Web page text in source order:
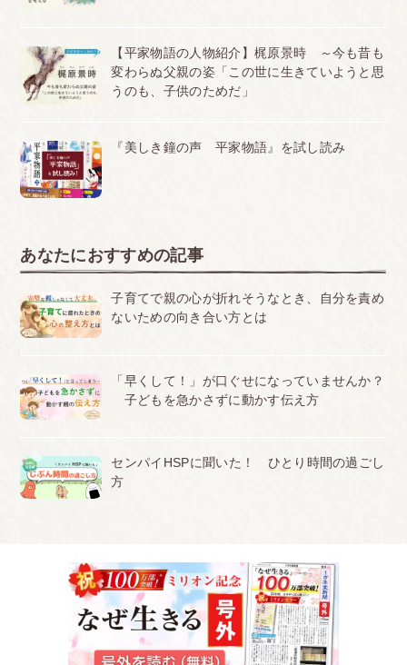
【平家物語の人物紹介】梶原景時 ～今も昔も
変わらぬ父親の姿「この世に生きていようと思
うのも、子供のためだ」
『美しき鐘の声 平家物語』を試し読み
あなたにおすすめの記事
子育てで親の心が折れそうなとき、自分を責め
ないための向き合い方とは
「早くして！」が口ぐせになっていませんか？
子どもを急かさずに動かす伝え方
センパイHSPに聞いた！ ひとり時間の過ごし
方